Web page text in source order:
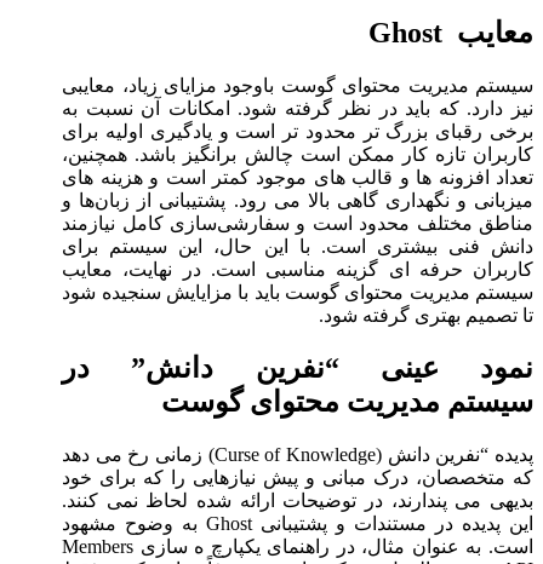
معایب Ghost
سیستم مدیریت محتوای گوست باوجود مزایای زیاد، معایبی
نیز دارد. که باید در نظر گرفته شود. امکانات آن نسبت به
برخی رقبای بزرگ ‌تر محدود تر است و یادگیری اولیه برای
کاربران تازه‌ کار ممکن است چالش ‌برانگیز باشد. همچنین،
تعداد افزونه‌ ها و قالب ‌های موجود کمتر است و هزینه‌ های
میزبانی و نگهداری گاهی بالا می ‌رود. پشتیبانی از زبان‌ها و
مناطق مختلف محدود است و سفارشی‌سازی کامل نیازمند
دانش فنی بیشتری است. با این حال، این سیستم برای
کاربران حرفه‌ ای گزینه مناسبی است. در نهایت، معایب
سیستم مدیریت محتوای گوست باید با مزایایش سنجیده شود
تا تصمیم بهتری گرفته شود.
نمود عینی “نفرین دانش” در
سیستم مدیریت محتوای گوست
پدیده “نفرین دانش (Curse of Knowledge) زمانی رخ می ‌دهد
که متخصصان، درک مبانی و پیش ‌نیازهایی را که برای خود
بدیهی می‌ پندارند، در توضیحات ارائه ‌شده لحاظ نمی ‌کنند.
این پدیده در مستندات و پشتیبانی Ghost به وضوح مشهود
است. به عنوان مثال، در راهنمای یکپارچ ه ‌سازی Members